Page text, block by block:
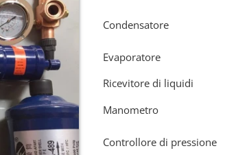
Condensatore
Evaporatore
Ricevitore di liquidi
Manometro
Controllore di pressione